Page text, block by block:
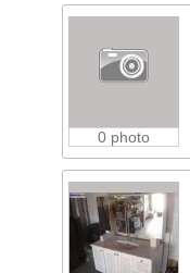
0 photo